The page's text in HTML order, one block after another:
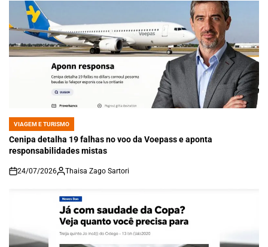
POSTED
IN
VIAGEM E TURISMO
Cenipa detalha 19 falhas no voo da Voepass e aponta
responsabilidades mistas
on
24/07/2026 Thaisa Zago Sartori